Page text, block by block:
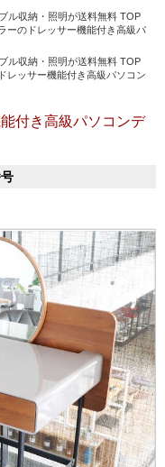
ル収納・照明が送料無料 TOP
ーのドレッサー機能付き高級パ
ル収納・照明が送料無料 TOP
レッサー機能付き高級パソコン
付き高級パソコンデ